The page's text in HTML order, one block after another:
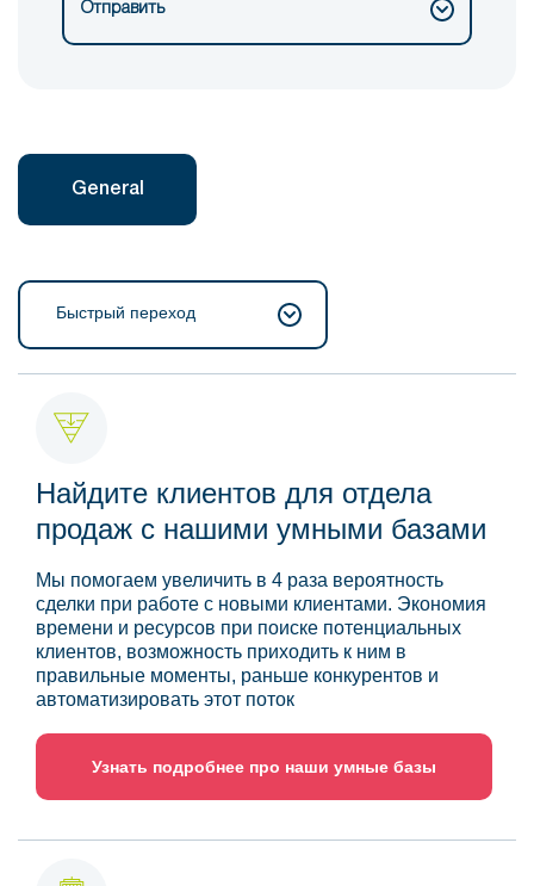
Отправить
General
Быстрый переход
Найдите клиентов для отдела
продаж с нашими умными базами
Мы помогаем увеличить в 4 раза вероятность
сделки при работе с новыми клиентами. Экономия
времени и ресурсов при поиске потенциальных
клиентов, возможность приходить к ним в
правильные моменты, раньше конкурентов и
автоматизировать этот поток
Узнать подробнее про наши умные базы